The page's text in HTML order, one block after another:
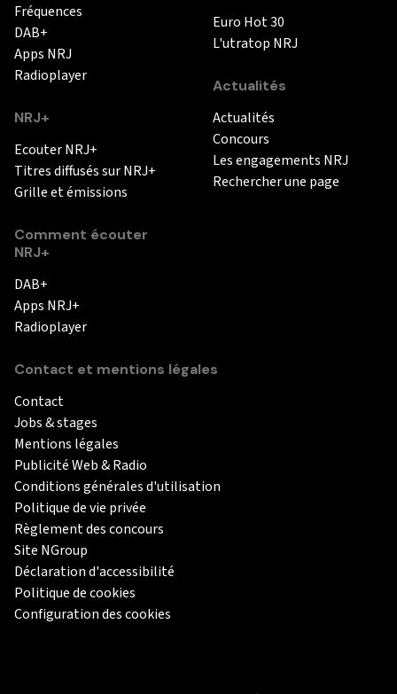
Fréquences
DAB+
Apps NRJ
Radioplayer
NRJ+
Ecouter NRJ+
Titres diffusés sur NRJ+
Grille et émissions
Comment écouter
NRJ+
DAB+
Apps NRJ+
Radioplayer
Euro Hot 30
L'utratop NRJ
Actualités
Actualités
Concours
Les engagements NRJ
Rechercher une page
Contact et mentions légales
Contact
Jobs & stages
Mentions légales
Publicité Web & Radio
Conditions générales d'utilisation
Politique de vie privée
Règlement des concours
Site NGroup
Déclaration d'accessibilité
Politique de cookies
Configuration des cookies